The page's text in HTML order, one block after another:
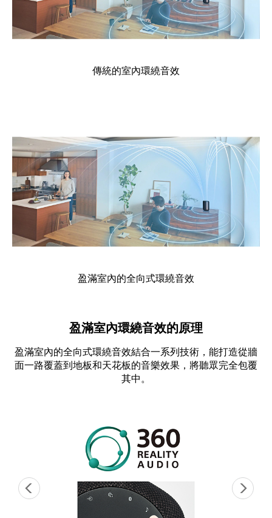
傳統的室內環繞音效
盈滿室內的全向式環繞音效
盈滿室內環繞音效的原理
盈滿室內的全向式環繞音效結合一系列技術，能打造從牆
面一路覆蓋到地板和天花板的音樂效果，將聽眾完全包覆
其中。